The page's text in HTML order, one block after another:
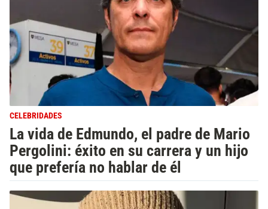
CELEBRIDADES
La vida de Edmundo, el padre de Mario
Pergolini: éxito en su carrera y un hijo
que prefería no hablar de él